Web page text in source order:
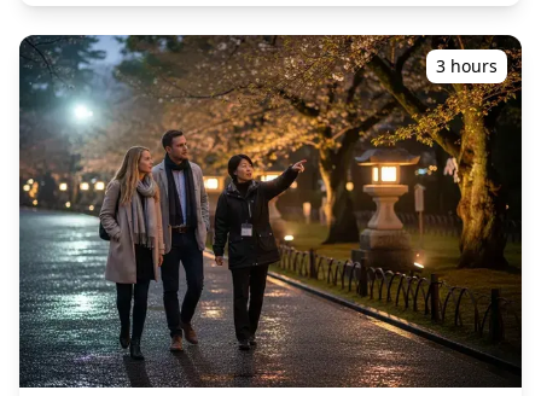
肉和新鮮海鮮 ・從導遊那裡了解當地文化和餐飲禮儀 ・體驗
北海道最大的娛樂區薄野充滿活力的夜生活 ◆費用包含 ・在3
個場地各享用2杯飲品（總共6杯） ・晚餐：包括海鮮在內的當
地菜餚 ・與當地導遊一起參觀3個地點——從美食攤位、居酒
屋或酒吧中選擇 ◆費用不包含 ・飯店接送 ・小費 ・交通費用
・旅遊費用中未包含的額外飲料或餐點 ・個人開支或購物 ◆
其他資訊 ・本次旅行的最多參與人數為8人。 ・兒童必須由成
人陪同。 ・僅向20歲及以上的參與者提供酒精飲料（日本的法
定飲酒年齡）。 ・請注意，餐點是在與Holiday Travel分開的
廚房準備的，因此我們無法保證無過敏餐點或滿足飲食限制。
◆札幌 – 美食與夜生活 札幌是**薄野**的所在地，薄野是北
海道最大的娛樂區，擁有4,000多家居酒屋、酒吧和著名的拉
麵街，營造出熱鬧的夜生活景象。當地特色菜包括濃郁的札幌
味噌拉麵、成吉思汗烤肉（烤羊肉）和湯咖哩，以及新鮮的海
鮮。遊客還可以享用札幌啤酒和當地精釀啤酒，使這座城市成
為體驗多元美食和充滿活力的夜生活的理想場所。 ![]
3 hours